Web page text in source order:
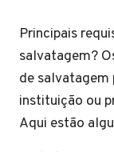
Principais
salvatagem?
de salvatagem
instituição ou
Aqui estão